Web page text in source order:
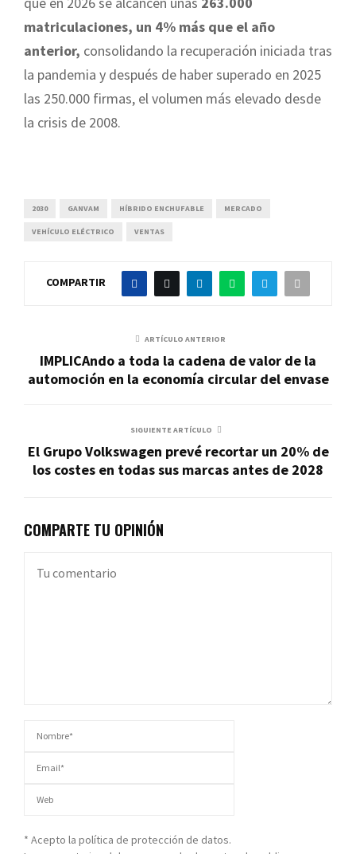
matriculaciones, un 4% más que el año
anterior, consolidando la recuperación iniciada tras
la pandemia y después de haber superado en 2025
las 250.000 firmas, el volumen más elevado desde
la crisis de 2008.
2030 GANVAM HÍBRIDO ENCHUFABLE MERCADO
VEHÍCULO ELÉCTRICO VENTAS
COMPARTIR
ARTÍCULO ANTERIOR
IMPLICAndo a toda la cadena de valor de la
automoción en la economía circular del envase
SIGUIENTE ARTÍCULO
El Grupo Volkswagen prevé recortar un 20% de
los costes en todas sus marcas antes de 2028
COMPARTE TU OPINIÓN
* Acepto la política de protección de datos.